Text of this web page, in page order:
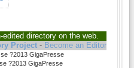
edited directory on the web.
Project- Become an Editor
?2013 GigaPresse
?2013 GigaPresse